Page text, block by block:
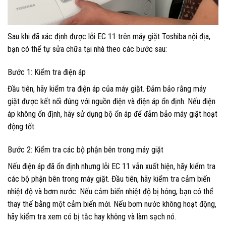
Sau khi đã xác định được lỗi EC 11 trên máy giặt Toshiba nội địa,
bạn có thể tự sửa chữa tại nhà theo các bước sau:
Bước 1: Kiểm tra điện áp
Đầu tiên, hãy kiểm tra điện áp của máy giặt. Đảm bảo rằng máy
giặt được kết nối đúng với nguồn điện và điện áp ổn định. Nếu điện
áp không ổn định, hãy sử dụng bộ ổn áp để đảm bảo máy giặt hoạt
động tốt.
Bước 2: Kiểm tra các bộ phận bên trong máy giặt
Nếu điện áp đã ổn định nhưng lỗi EC 11 vẫn xuất hiện, hãy kiểm tra
các bộ phận bên trong máy giặt. Đầu tiên, hãy kiểm tra cảm biến
nhiệt độ và bơm nước. Nếu cảm biến nhiệt độ bị hỏng, bạn có thể
thay thế bằng một cảm biến mới. Nếu bơm nước không hoạt động,
hãy kiểm tra xem có bị tắc hay không và làm sạch nó.